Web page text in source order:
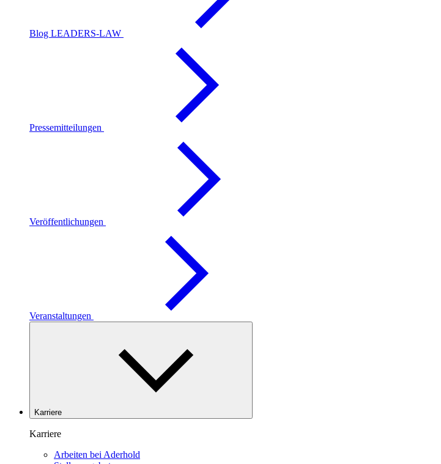
Blog LEADERS-LAW
Pressemitteilungen
Veröffentlichungen
Veranstaltungen
Karriere
Karriere
Arbeiten bei Aderhold